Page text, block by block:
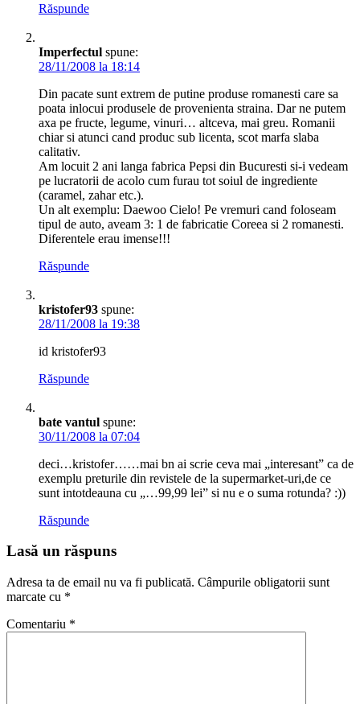
Răspunde
Imperfectul spune:
28/11/2008 la 18:14
Din pacate sunt extrem de putine produse romanesti care sa
poata inlocui produsele de provenienta straina. Dar ne putem
axa pe fructe, legume, vinuri… altceva, mai greu. Romanii
chiar si atunci cand produc sub licenta, scot marfa slaba
calitativ.
Am locuit 2 ani langa fabrica Pepsi din Bucuresti si-i vedeam
pe lucratorii de acolo cum furau tot soiul de ingrediente
(caramel, zahar etc.).
Un alt exemplu: Daewoo Cielo! Pe vremuri cand foloseam
tipul de auto, aveam 3: 1 de fabricatie Coreea si 2 romanesti.
Diferentele erau imense!!!
Răspunde
kristofer93 spune:
28/11/2008 la 19:38
id kristofer93
Răspunde
bate vantul spune:
30/11/2008 la 07:04
deci…kristofer……mai bn ai scrie ceva mai „interesant” ca de
exemplu preturile din revistele de la supermarket-uri,de ce
sunt intotdeauna cu „…99,99 lei” si nu e o suma rotunda? :))
Răspunde
Lasă un răspuns
Adresa ta de email nu va fi publicată. Câmpurile obligatorii sunt
marcate cu *
Comentariu *